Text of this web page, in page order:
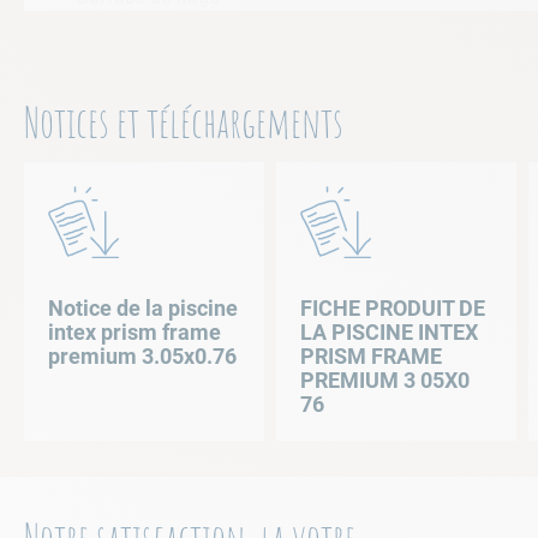
piscines hors-solIntex, sont vendues
épurateur à cartouche 1.25m3/h, les
le kit comprend unecartouche de filtration
Temps de montage
Coloris piscine
Débit filtration
Notices et téléchargements
Notice de la piscine
intex prism frame
premium 3.05x0.76
FICHE PRODUIT DE
LA PISCINE INTEX
PRISM FRAME
PREMIUM 3 05X0
76